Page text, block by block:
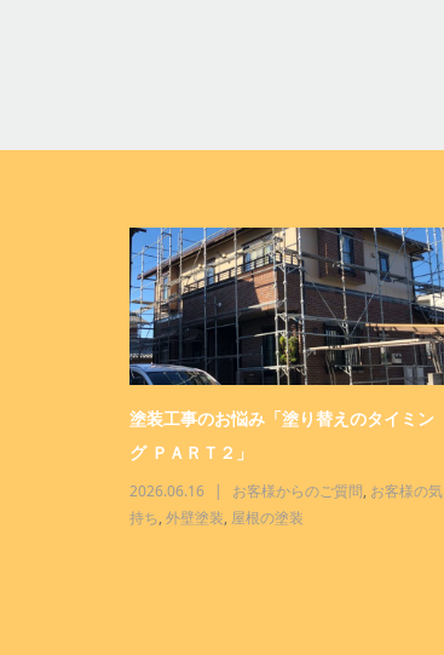
塗装工事のお悩み「塗り替えのタイミン
グ ＰＡＲＴ２」
2026.06.16 お客様からのご質問, お客様の気
持ち,外壁塗装, 屋根の塗装